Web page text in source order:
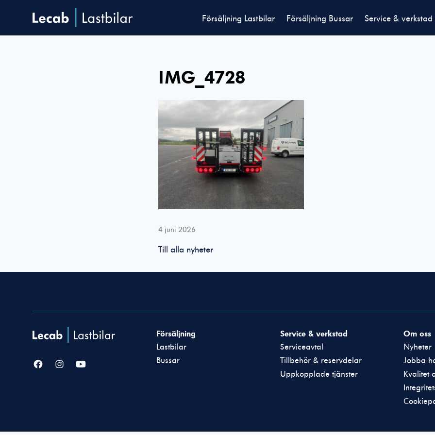
Försäljning Lastbilar Försäljning Bussar Service & verkstad
IMG_4728
4 juni 2026
Till alla nyheter
Försäljning
Lastbilar
Bussar
Service & verkstad
Serviceavtal
Tillbehör & reservdelar
Uppkopplade tjänster
Om oss
Nyheter
Jobba
Kvalitet
Nödvändiga
går inte att
hemsidan över
ska fungera.
kunna